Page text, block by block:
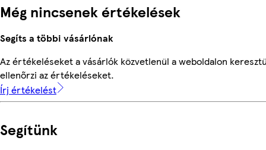
Még nincsenek értékelések
Segíts a többi vásárlónak
Az értékeléseket a vásárlók közvetlenül a weboldalon
ellenőrzi az értékeléseket.
Írj értékelést
Segítünk